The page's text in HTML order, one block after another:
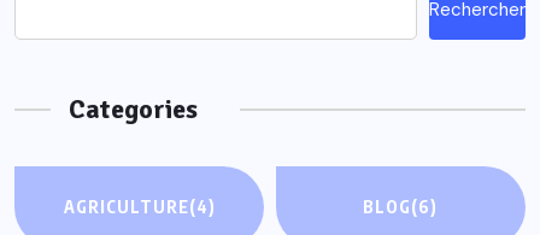
Rechercher
Categories
AGRICULTURE(4) BLOG(6)